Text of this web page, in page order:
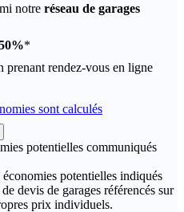
notre réseau de garages
*
prenant rendez-vous en ligne
sont calculés
potentielles communiqués
potentielles indiqués
devis de garages référencés sur
prix individuels.